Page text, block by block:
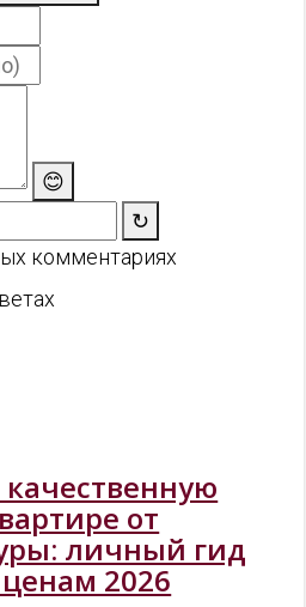
😊
↻
комментариях
от
личный гид
2026